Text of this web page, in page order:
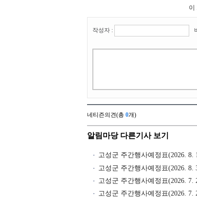
이
작성자 :
네티즌의견(총 0개)
알림마당 다른기사 보기
고성군 주간행사예정표(2026. 8.
고성군 주간행사예정표(2026. 8.
고성군 주간행사예정표(2026. 7.
고성군 주간행사예정표(2026. 7.